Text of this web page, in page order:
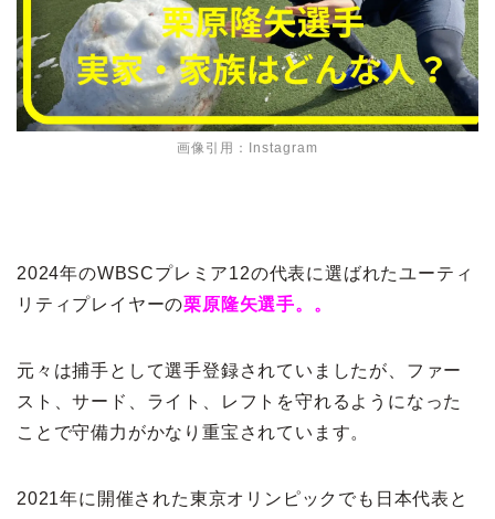
画像引用：Instagram
2024年のWBSCプレミア12の代表に選ばれたユーティ
リティプレイヤーの栗原隆矢選手。。
元々は捕手として選手登録されていましたが、ファー
スト、サード、ライト、レフトを守れるようになった
ことで守備力がかなり重宝されています。
2021年に開催された東京オリンピックでも日本代表と